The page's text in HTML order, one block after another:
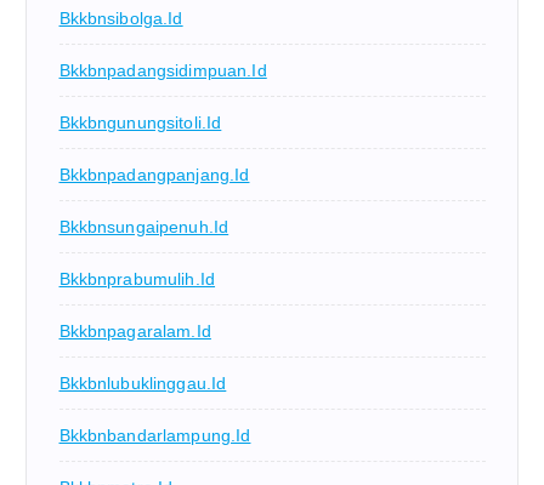
Bkkbnsibolga.id
Bkkbnpadangsidimpuan.id
Bkkbngunungsitoli.id
Bkkbnpadangpanjang.id
Bkkbnsungaipenuh.id
Bkkbnprabumulih.id
Bkkbnpagaralam.id
Bkkbnlubuklinggau.id
Bkkbnbandarlampung.id